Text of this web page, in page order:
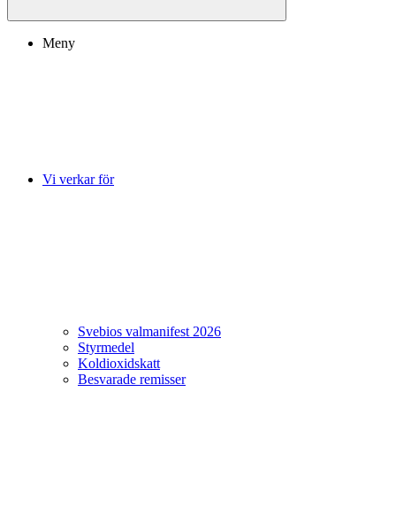
Meny
Vi verkar för
Svebios valmanifest 2026
Styrmedel
Koldioxidskatt
Besvarade remisser